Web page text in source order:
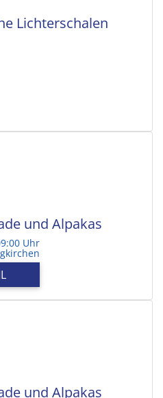
Lichterschalen
und Alpakas
Uhr
und Alpakas